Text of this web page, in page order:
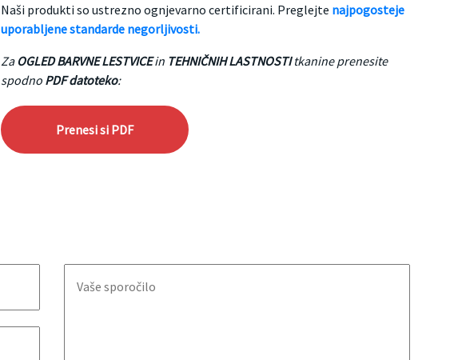
Naši produkti so ustrezno ognjevarno certificirani. Preglejte najpogosteje
uporabljene standarde negorljivosti.
Za OGLED BARVNE LESTVICEin TEHNIČNIH LASTNOSTItkanine prenesite
spodno PDF datoteko:
Prenesi si PDF